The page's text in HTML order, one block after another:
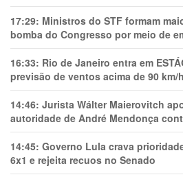
17:29: Ministros do STF formam
bomba do Congresso por meio de
16:33: Rio de Janeiro entra em
previsão de ventos acima de 90 km/h
14:46: Jurista Wálter Maierovitch
autoridade de André Mendonça
14:45: Governo Lula crava
6x1 e rejeita recuos no Senado